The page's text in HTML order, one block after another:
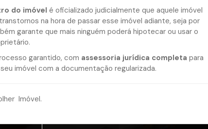
do imóvel é oficializado judicialmente que aquele imóvel
na hora de passar esse imóvel adiante, seja por
garante que mais ninguém poderá hipotecar ou usar o
garantido, com assessoria jurídica completa para
imóvel com a documentação regularizada.
Imóvel.